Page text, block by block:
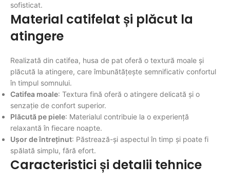
sofisticat.
Material catifelat și plăcut la
atingere
Realizată din catifea, husa de pat oferă o textură moale și
plăcută la atingere, care îmbunătățește semnificativ confortul
în timpul somnului.
Catifea moale: Textura fină oferă o atingere delicată și o
senzație de confort superior.
Plăcută pe piele: Materialul contribuie la o experiență
relaxantă în fiecare noapte.
Ușor de întreținut: Păstrează-și aspectul în timp și poate fi
spălată simplu, fără efort.
Caracteristici și detalii tehnice